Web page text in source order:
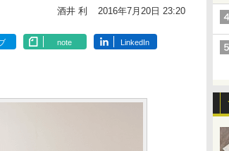
酒井 利 2016年7月20日 23:20
note LinkedIn